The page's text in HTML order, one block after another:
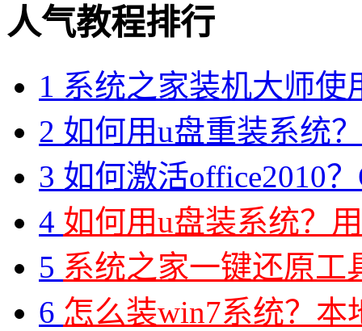
人气教程排行
1 系统之家装机大师使
2 如何用u盘重装系统
3 如何激活office2010
4 如何用u盘装系统？
5 系统之家一键还原工
6 怎么装win7系统？本